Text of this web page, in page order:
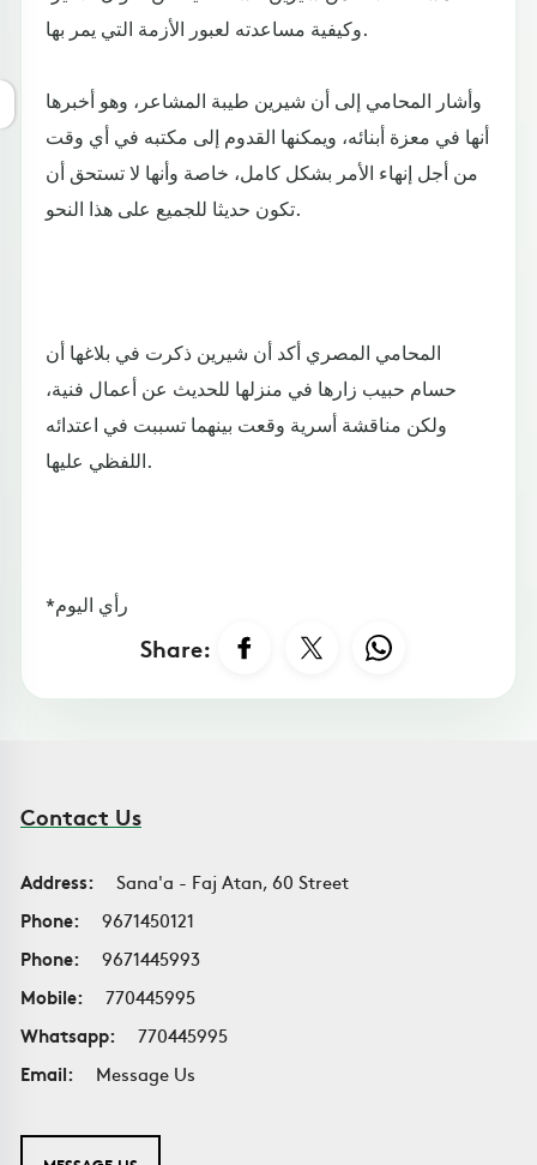
وكيفية مساعدته لعبور الأزمة التي يمر بها.
وأشار المحامي إلى أن شيرين طيبة المشاعر، وهو أخبرها
أنها في معزة أبنائه، ويمكنها القدوم إلى مكتبه في أي وقت
من أجل إنهاء الأمر بشكل كامل، خاصة وأنها لا تستحق أن
تكون حديثا للجميع على هذا النحو.
المحامي المصري أكد أن شيرين ذكرت في بلاغها أن
حسام حبيب زارها في منزلها للحديث عن أعمال فنية،
ولكن مناقشة أسرية وقعت بينهما تسببت في اعتدائه
اللفظي عليها.
*رأي اليوم
Share:
Contact Us
Address:
Sana'a - Faj Atan, 60 Street
Phone:
9671450121
Phone:
9671445993
Mobile:
770445995
Whatsapp:
770445995
Email:
Message Us